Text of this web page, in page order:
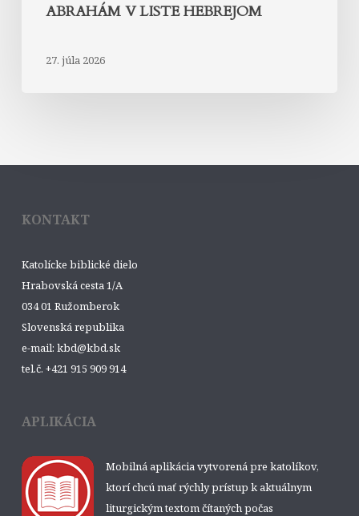
ABRAHÁM V LISTE HEBREJOM
27. júla 2026
KONTAKT
Katolícke biblické dielo
Hrabovská cesta 1/A
034 01 Ružomberok
Slovenská republika
e-mail: kbd@kbd.sk
tel.č. +421 915 909 914
APLIKÁCIA
Mobilná aplikácia vytvorená pre katolíkov,
ktorí chcú mať rýchly prístup k aktuálnym
liturgickým textom čítaných počas